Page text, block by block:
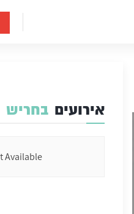
אירועים בחריש
Available